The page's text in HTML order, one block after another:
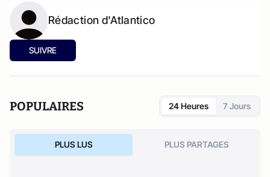
Rédaction d'Atlantico
SUIVRE
POPULAIRES 24 Heures 7 Jours
PLUS LUS PLUS PARTAGES